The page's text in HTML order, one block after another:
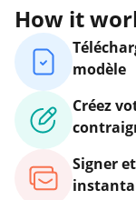
How it
modèle
Créez
Signer